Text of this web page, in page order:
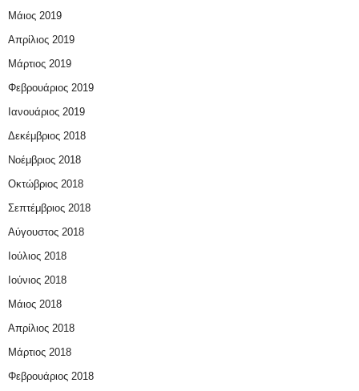
Μάιος 2019
Απρίλιος 2019
Μάρτιος 2019
Φεβρουάριος 2019
Ιανουάριος 2019
Δεκέμβριος 2018
Νοέμβριος 2018
Οκτώβριος 2018
Σεπτέμβριος 2018
Αύγουστος 2018
Ιούλιος 2018
Ιούνιος 2018
Μάιος 2018
Απρίλιος 2018
Μάρτιος 2018
Φεβρουάριος 2018